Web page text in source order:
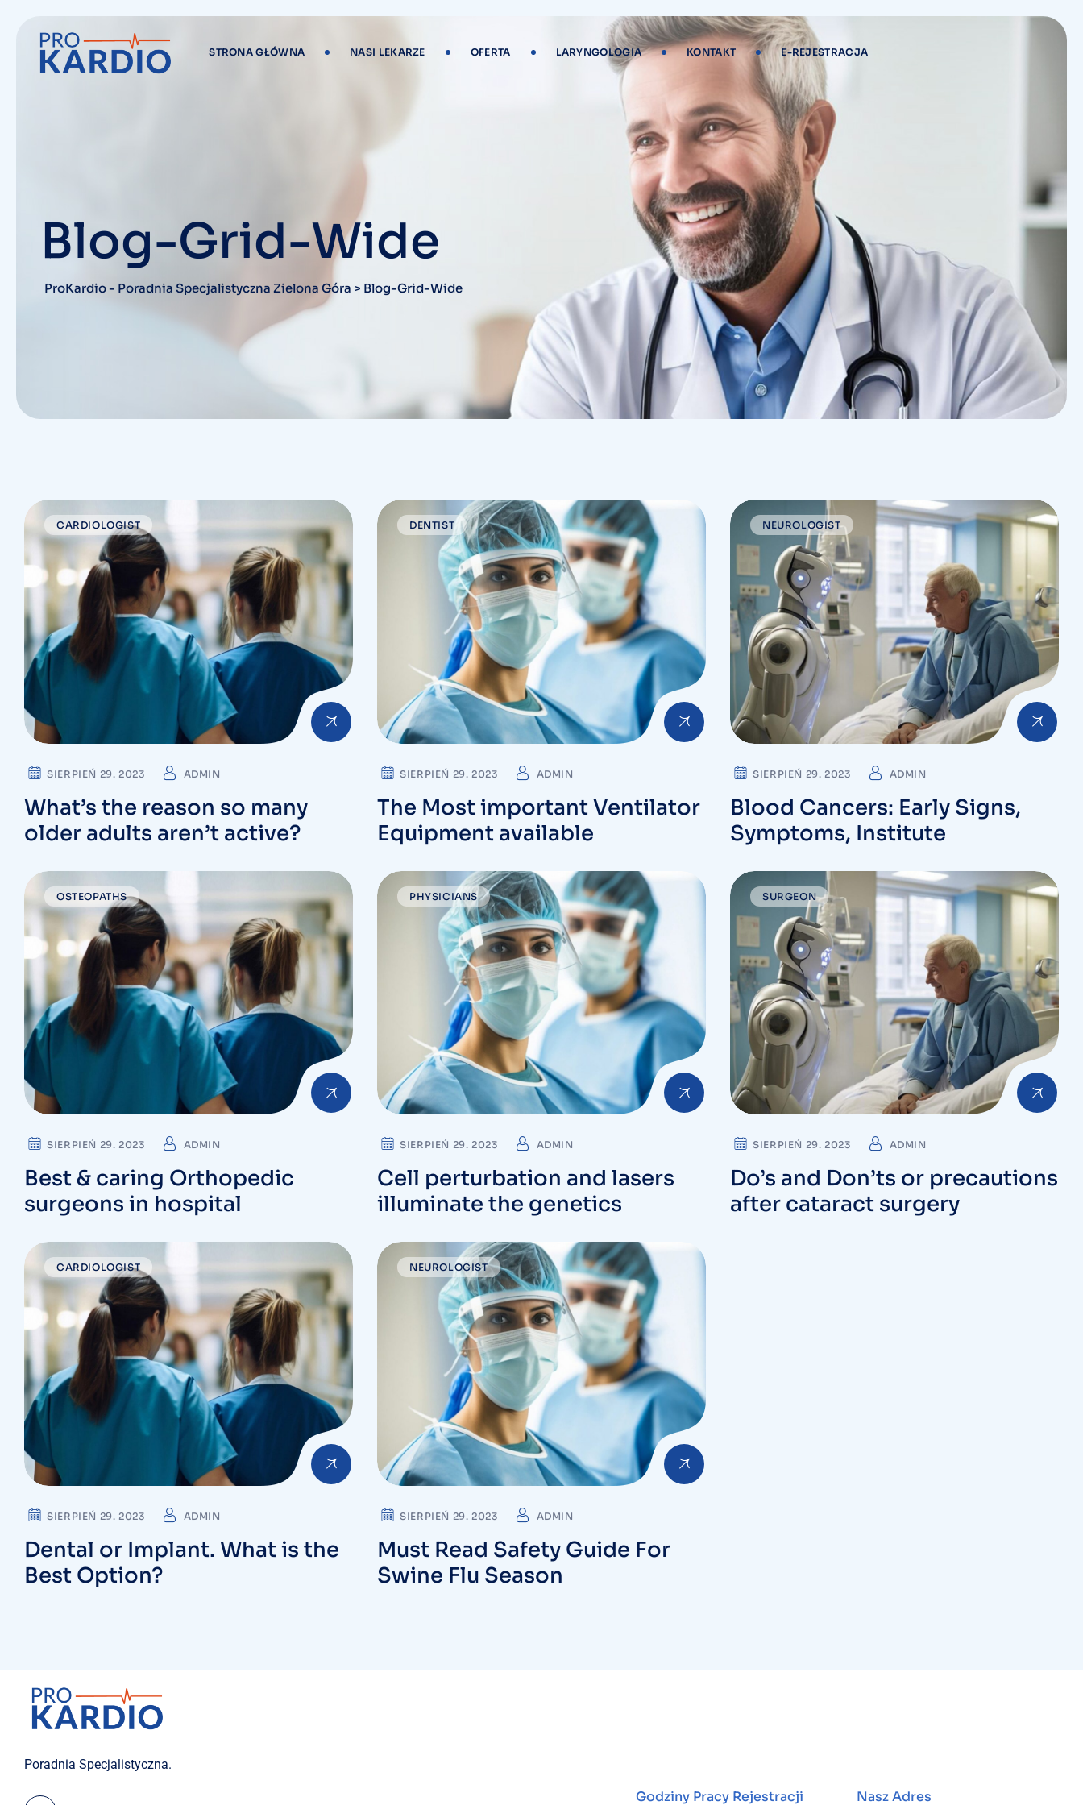
STRONA GŁÓWNA NASI LEKARZE OFERTA LARYNGOLOGIA KONTAKT E-REJESTRACJA
Blog-Grid-Wide
ProKardio - Poradnia Specjalistyczna Zielona Góra > Blog-Grid-Wide
CARDIOLOGIST
SIERPIEŃ 29. 2023 ADMIN
What’s the reason so many
older adults aren’t active?
DENTIST
SIERPIEŃ 29. 2023 ADMIN
The Most important Ventilator
Equipment available
NEUROLOGIST
SIERPIEŃ 29. 2023 ADMIN
Blood Cancers: Early Signs,
Symptoms, Institute
OSTEOPATHS
SIERPIEŃ 29. 2023 ADMIN
Best & caring Orthopedic
surgeons in hospital
PHYSICIANS
SIERPIEŃ 29. 2023 ADMIN
Cell perturbation and lasers
illuminate the genetics
SURGEON
SIERPIEŃ 29. 2023 ADMIN
Do’s and Don’ts or precautions
after cataract surgery
CARDIOLOGIST
SIERPIEŃ 29. 2023 ADMIN
Dental or Implant. What is the
Best Option?
NEUROLOGIST
SIERPIEŃ 29. 2023 ADMIN
Must Read Safety Guide For
Swine Flu Season
Poradnia Specjalistyczna.
Godziny Pracy Rejestracji Nasz Adres